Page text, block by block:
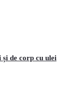
de corp cu ulei